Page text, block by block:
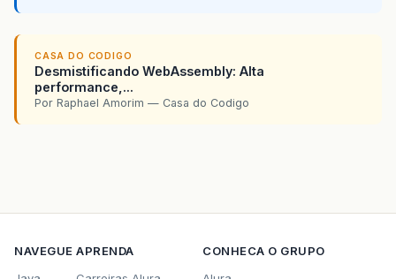
CASA DO CODIGO
Desmistificando WebAssembly: Alta
performance,...
Por Raphael Amorim — Casa do Codigo
NAVEGUE APRENDA
CONHECA O GRUPO